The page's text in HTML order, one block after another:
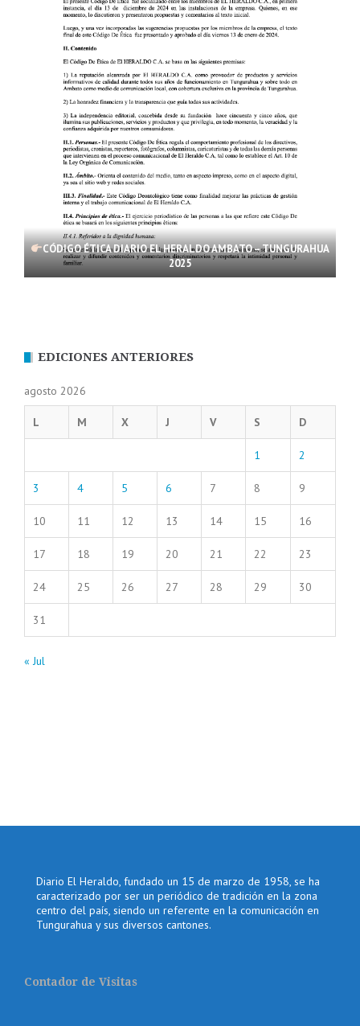
CÓDIGO ÉTICA DIARIO EL HERALDO AMBATO – TUNGURAHUA
2025
EDICIONES ANTERIORES
agosto 2026
L M X J V S D
1 2
3 4 5 6 7 8 9
10 11 12 13 14 15 16
17 18 19 20 21 22 23
24 25 26 27 28 29 30
31
« Jul
Diario El Heraldo, fundado un 15 de marzo de 1958, se ha
caracterizado por ser un periódico de tradición en la zona
centro del país, siendo un referente en la comunicación en
Tungurahua y sus diversos cantones.
Contador de Visitas